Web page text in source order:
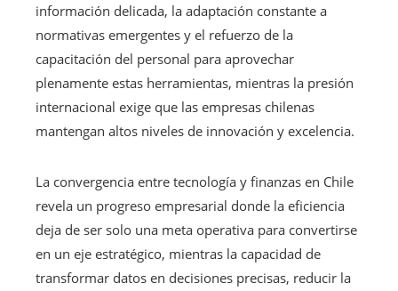
información delicada, la adaptación constante a
normativas emergentes y el refuerzo de la
capacitación del personal para aprovechar
plenamente estas herramientas, mientras la presión
internacional exige que las empresas chilenas
mantengan altos niveles de innovación y excelencia.
La convergencia entre tecnología y finanzas en Chile
revela un progreso empresarial donde la eficiencia
deja de ser solo una meta operativa para convertirse
en un eje estratégico, mientras la capacidad de
transformar datos en decisiones precisas, reducir la